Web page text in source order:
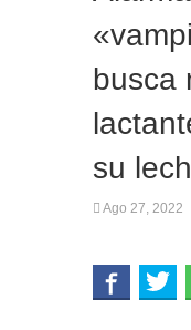
busca
su
Ago 27, 2022